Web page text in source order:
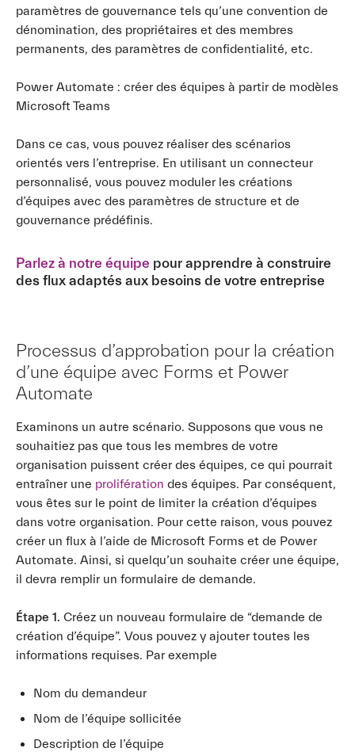
paramètres de gouvernance tels qu’une convention de
dénomination, des propriétaires et des membres
permanents, des paramètres de confidentialité, etc.
Power Automate : créer des équipes à partir de modèles
Microsoft Teams
Dans ce cas, vous pouvez réaliser des scénarios
orientés vers l’entreprise. En utilisant un connecteur
personnalisé, vous pouvez moduler les créations
d’équipes avec des paramètres de structure et de
gouvernance prédéfinis.
Parlez à notre équipe pour apprendre à construire
des flux adaptés aux besoins de votre entreprise
Processus d’approbation pour la création
d’une équipe avec Forms et Power
Automate
Examinons un autre scénario. Supposons que vous ne
souhaitiez pas que tous les membres de votre
organisation puissent créer des équipes, ce qui pourrait
entraîner une prolifération des équipes. Par conséquent,
vous êtes sur le point de limiter la création d’équipes
dans votre organisation. Pour cette raison, vous pouvez
créer un flux à l’aide de Microsoft Forms et de Power
Automate. Ainsi, si quelqu’un souhaite créer une équipe,
il devra remplir un formulaire de demande.
Étape 1. Créez un nouveau formulaire de “demande de
création d’équipe”. Vous pouvez y ajouter toutes les
informations requises. Par exemple
Nom du demandeur
Nom de l’équipe sollicitée
Description de l’équipe